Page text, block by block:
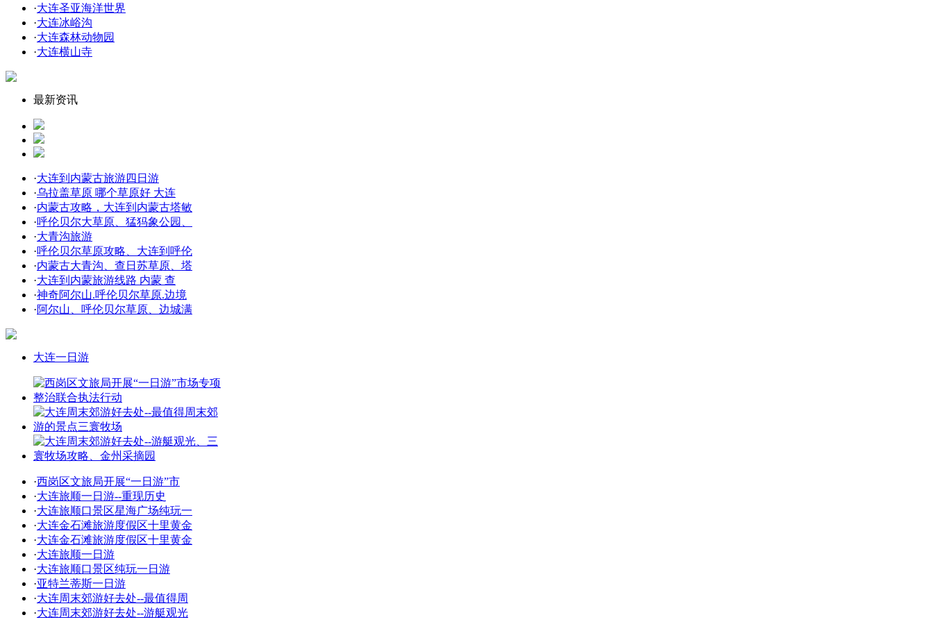
·大连圣亚海洋世界
·大连冰峪沟
·大连森林动物园
·大连横山寺
最新资讯
·大连到内蒙古旅游四日游
·乌拉盖草原 哪个草原好 大连
·内蒙古攻略，大连到内蒙古塔敏
·呼伦贝尔大草原、猛犸象公园、
·大青沟旅游
·呼伦贝尔草原攻略、大连到呼伦
·内蒙古大青沟、查日苏草原、塔
·大连到内蒙旅游线路 内蒙 查
·神奇阿尔山.呼伦贝尔草原.边境
·阿尔山、呼伦贝尔草原、边城满
大连一日游
·西岗区文旅局开展“一日游”市
·大连旅顺一日游--重现历史
·大连旅顺口景区星海广场纯玩一
·大连金石滩旅游度假区十里黄金
·大连金石滩旅游度假区十里黄金
·大连旅顺一日游
·大连旅顺口景区纯玩一日游
·亚特兰蒂斯一日游
·大连周末郊游好去处--最值得周
·大连周末郊游好去处--游艇观光